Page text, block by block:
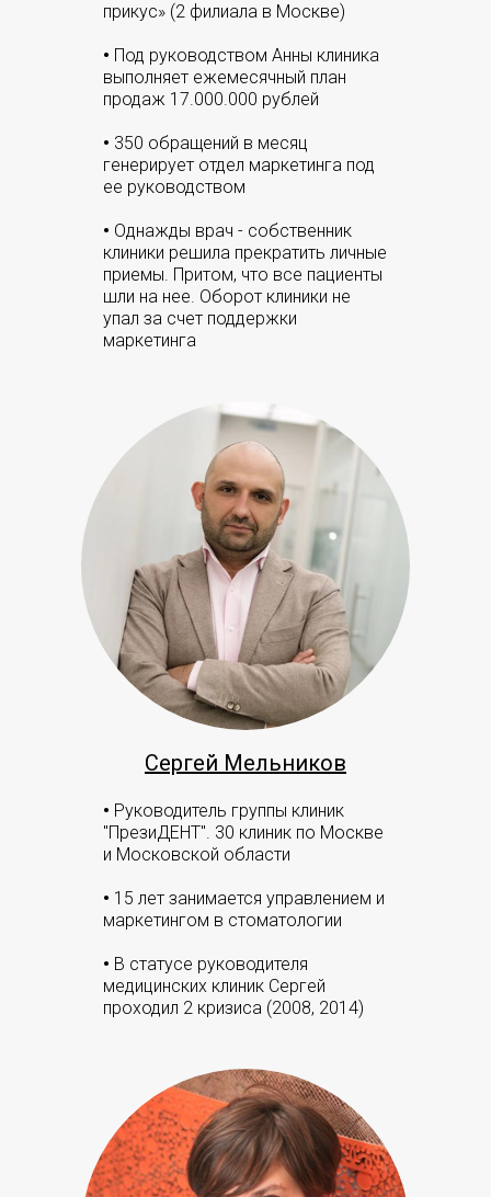
прикус» (2 филиала в Москве)
• Под руководством Анны клиника
выполняет ежемесячный план
продаж 17.000.000 рублей
• 350 обращений в месяц
генерирует отдел маркетинга под
ее руководством
• Однажды врач - собственник
клиники решила прекратить личные
приемы. Притом, что все пациенты
шли на нее. Оборот клиники не
упал за счет поддержки
маркетинга
Сергей Мельников
• Руководитель группы клиник
"ПрезиДЕНТ". 30 клиник по Москве
и Московской области
• 15 лет занимается управлением и
маркетингом в стоматологии
• В статусе руководителя
медицинских клиник Сергей
проходил 2 кризиса (2008, 2014)